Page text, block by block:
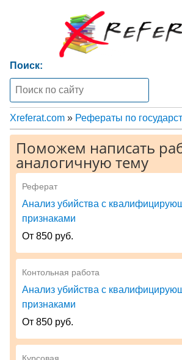
Поиск:
Xreferat.com » Рефераты по
Поможем написать
аналогичную тему
Реферат
Анализ убийства с
признаками
От 850 руб.
Контольная работа
Анализ убийства с
признаками
От 850 руб.
Курсовая